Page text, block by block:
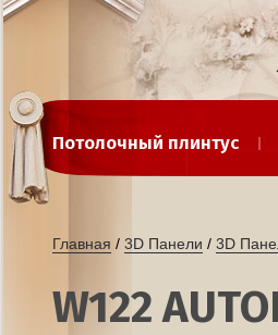
Потолочный плинтус
Главная / 3D Панели / 3D
W122